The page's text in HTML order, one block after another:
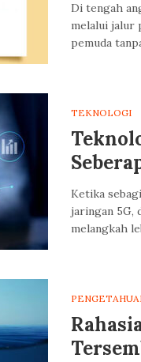
Di tengah
melalui jalur
pemuda
TEKNOLOGI
Ketika
jaringan 5G,
melangkah